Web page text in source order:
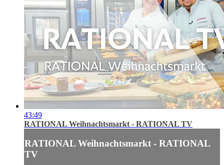
43:49
RATIONAL Weihnachtsmarkt - RATIONAL TV
RATIONAL Weihnachtsmarkt - RATIONAL
TV